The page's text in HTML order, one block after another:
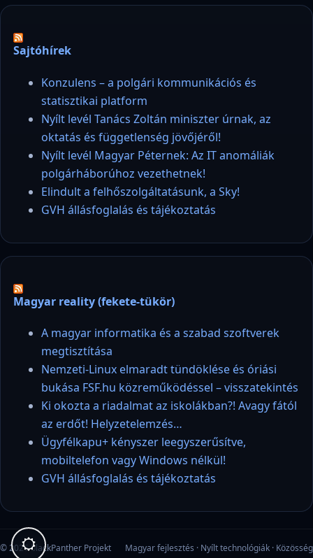
Sajtóhírek
Konzulens – a polgári kommunikációs és
statisztikai platform
Nyílt levél Tanács Zoltán miniszter úrnak, az
oktatás és függetlenség jövőjéről!
Nyílt levél Magyar Péternek: Az IT anomáliák
polgárháborúhoz vezethetnek!
Elindult a felhőszolgáltatásunk, a Sky!
GVH állásfoglalás és tájékoztatás
Magyar reality (fekete-tükör)
A magyar informatika és a szabad szoftverek
megtisztítása
Nemzeti-Linux elmaradt tündöklése és óriási
bukása FSF.hu közreműködéssel – visszatekintés
Ki okozta a riadalmat az iskolákban?! Avagy fától
az erdőt! Helyzetelemzés…
Ügyfélkapu+ kényszer leegyszerűsítve,
mobiltelefon vagy Windows nélkül!
GVH állásfoglalás és tájékoztatás
© 2026 blackPanther Projekt Magyar fejlesztés · Nyílt technológiák · Közösség